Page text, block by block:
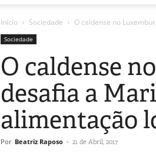
Início Sociedade O caldense no
Sociedade
O caldense
desafia a
alimentação
Por Beatriz Raposo - 21 de Abril, 2017